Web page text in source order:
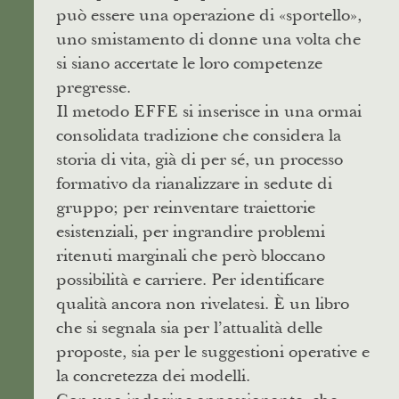
può essere una operazione di «sportello»,
uno smistamento di donne una volta che
si siano accertate le loro competenze
pregresse.
Il metodo EFFE si inserisce in una ormai
consolidata tradizione che considera la
storia di vita, già di per sé, un processo
formativo da rianalizzare in sedute di
gruppo; per reinventare traiettorie
esistenziali, per ingrandire problemi
ritenuti marginali che però bloccano
possibilità e carriere. Per identificare
qualità ancora non rivelatesi. È un libro
che si segnala sia per l’attualità delle
proposte, sia per le suggestioni operative e
la concretezza dei modelli.